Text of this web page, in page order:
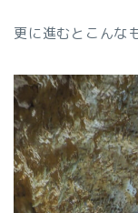
更に進むとこんな